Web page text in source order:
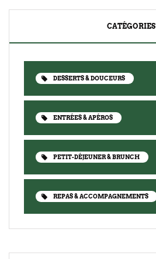
CATÉGORIES
DESSERTS & DOUCEURS
ENTRÉES & APÉROS
PETIT-DÉJEUNER & BRUNCH
REPAS & ACCOMPAGNEMENTS